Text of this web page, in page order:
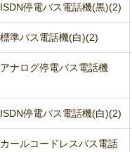
停電バス電話機(黒)(2)
準バス電話機(白)(2)
ナログ停電バス電話機
停電バス電話機(白)(2)
ールコードレスバス電話